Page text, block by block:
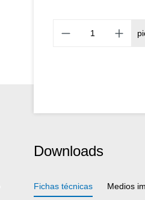
Downloads
Fichas técnicas Medios